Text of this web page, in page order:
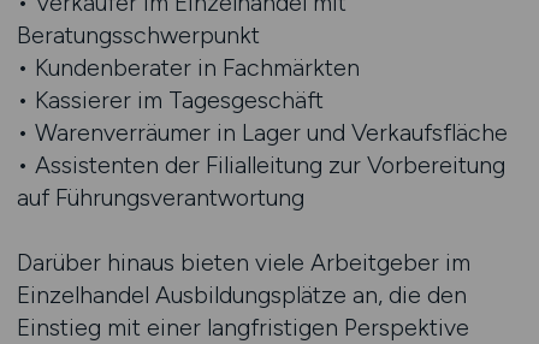
Beratungsschwerpunkt
• Kundenberater in Fachmärkten
• Kassierer im Tagesgeschäft
• Warenverräumer in Lager und Verkaufsfläche
• Assistenten der Filialleitung zur Vorbereitung
auf Führungsverantwortung
Darüber hinaus bieten viele Arbeitgeber im
Einzelhandel Ausbildungsplätze an, die den
Einstieg mit einer langfristigen Perspektive